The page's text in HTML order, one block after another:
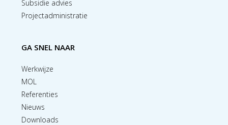
Subsidie advies
Projectadministratie
GA SNEL NAAR
Werkwijze
MOL
Referenties
Nieuws
Downloads